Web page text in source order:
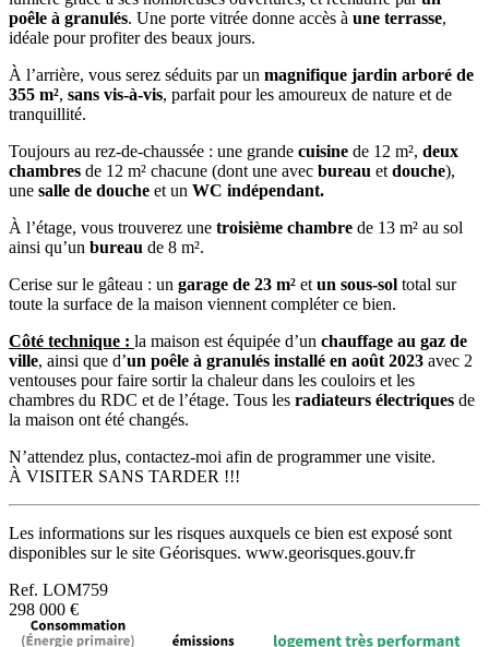
poêle à granulés. Une porte vitrée donne accès à une terrasse,
idéale pour profiter des beaux jours.
À l’arrière, vous serez séduits par un magnifique jardin arboré de
355 m², sans vis-à-vis, parfait pour les amoureux de nature et de
tranquillité.
Toujours au rez-de-chaussée : une grande cuisine de 12 m², deux
chambres de 12 m² chacune (dont une avec bureau et douche),
une salle de douche et un WC indépendant.
À l’étage, vous trouverez une troisième chambre de 13 m² au sol
ainsi qu’un bureau de 8 m².
Cerise sur le gâteau : un garage de 23 m² et un sous-sol total sur
toute la surface de la maison viennent compléter ce bien.
Côté technique : la maison est équipée d’un chauffage au gaz de
ville, ainsi que d’un poêle à granulés installé en août 2023 avec 2
ventouses pour faire sortir la chaleur dans les couloirs et les
chambres du RDC et de l’étage. Tous les radiateurs électriques de
la maison ont été changés.
N’attendez plus, contactez-moi afin de programmer une visite.
À VISITER SANS TARDER !!!
Les informations sur les risques auxquels ce bien est exposé sont
disponibles sur le site Géorisques. www.georisques.gouv.fr
Ref. LOM759
298 000 €